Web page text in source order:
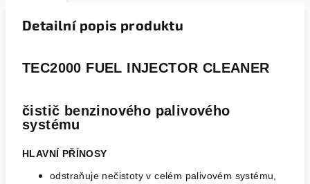
Detailní popis produktu
TEC2000 FUEL INJECTOR CLEANER
čistič benzinového palivového
systému
HLAVNÍ PŘÍNOSY
odstraňuje nečistoty v celém palivovém systému,